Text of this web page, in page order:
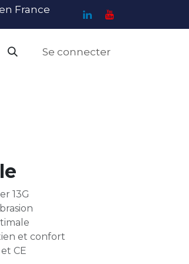
France
Se connecter
13G
et confort
CE